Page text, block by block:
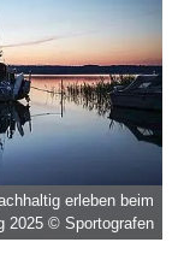
erleben beim
2025 © Sportografen